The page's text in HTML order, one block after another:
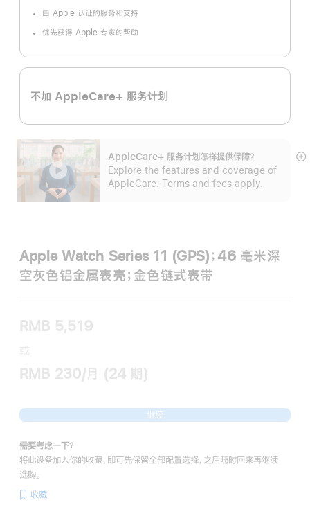
注
由 Apple 认证的服务和支持
优先获得 Apple 专家的帮助
不加 AppleCare+ 服务计划
AppleCare+ 服务计划怎样提供保⁠障？
Explore the features and coverage of
AppleCare. Terms and fees apply.
展
Apple Watch Series 11 (GPS)；46 毫米深
空灰色铝金属表壳；金色链式表带
RMB 5,519
或
RMB 230/月 (24 期)
继续
需要考虑一下？
将此设备加入你的收藏，即可先保留全部配置选择，之后随时回来再继续
选购。
收藏